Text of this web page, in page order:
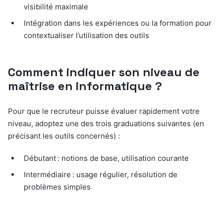
visibilité maximale
Intégration dans les expériences ou la formation pour
contextualiser l’utilisation des outils
Comment indiquer son niveau de
maîtrise en informatique ?
Pour que le recruteur puisse évaluer rapidement votre
niveau, adoptez une des trois graduations suivantes (en
précisant les outils concernés) :
Débutant : notions de base, utilisation courante
Intermédiaire : usage régulier, résolution de
problèmes simples